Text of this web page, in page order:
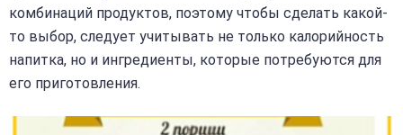
комбинаций продуктов, поэтому чтобы сделать какой-
то выбор, следует учитывать не только калорийность
напитка, но и ингредиенты, которые потребуются для
его приготовления.